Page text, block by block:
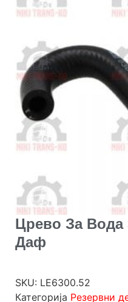
Црево За Вода
Даф
SKU: LE6300.52
Категорија Резервни